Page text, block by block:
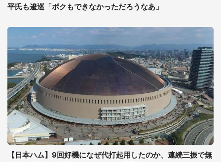
平氏も逡巡「ボクもできなかっただろうなあ」
【日本ハム】9回好機になぜ代打起用したのか、連続三振で無